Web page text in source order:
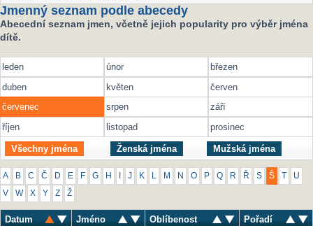
Jmenný seznam podle abecedy
Abecední seznam jmen, včetně jejich popularity pro výběr jména
dítě.
leden únor
březen
duben
květen
červen
červenec
srpen
září
říjen
listopad prosinec
Všechny jména Ženská jména Mužská jména
A B C Č D E F G H J K M N O P Q R Ř S Š U
V W X Y Z Ž
Datum Jméno Oblíbenost Pořadí